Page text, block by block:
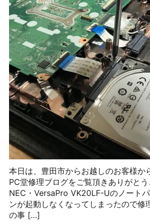
本日は、豊田市からお越しのお客様か
PC堂修理ブログをご覧頂きありがとう
NEC・VersaPro VK20LF-Uのノート
ンが起動しなくなってしまったので修
の事 […]